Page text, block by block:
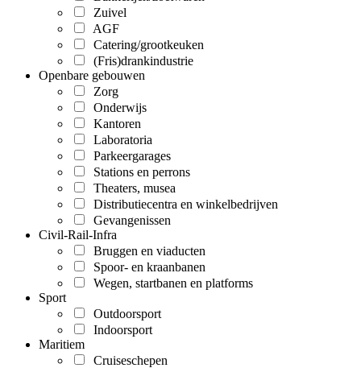
Zuivel
AGF
Catering/grootkeuken
(Fris)drankindustrie
Openbare gebouwen
Zorg
Onderwijs
Kantoren
Laboratoria
Parkeergarages
Stations en perrons
Theaters, musea
Distributiecentra en winkelbedrijven
Gevangenissen
Civil-Rail-Infra
Bruggen en viaducten
Spoor- en kraanbanen
Wegen, startbanen en platforms
Sport
Outdoorsport
Indoorsport
Maritiem
Cruiseschepen